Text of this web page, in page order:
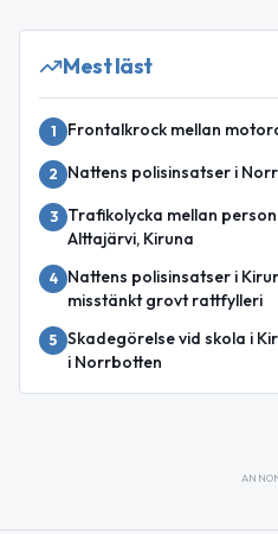
Mest läst
1 Frontalkrock mellan
2 Nattens polisinsatser i
3
Trafikolycka mellan
Alttajärvi, Kiruna
4
Nattens polisinsatser i
misstänkt grovt rattfylleri
5 Skadegörelse vid skola i
i Norrbotten